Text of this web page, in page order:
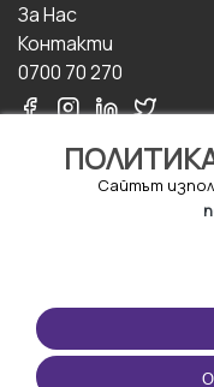
Сайтът
За Hас
Контакти
0700 70 270
ПОЛЗВАНЕ
Правила и условия за
ползване